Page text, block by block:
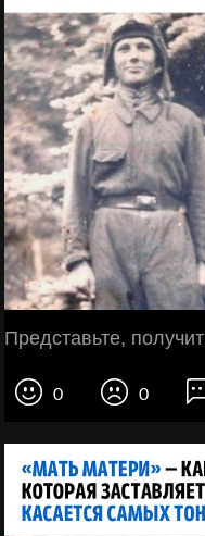
Представьте,
0 0